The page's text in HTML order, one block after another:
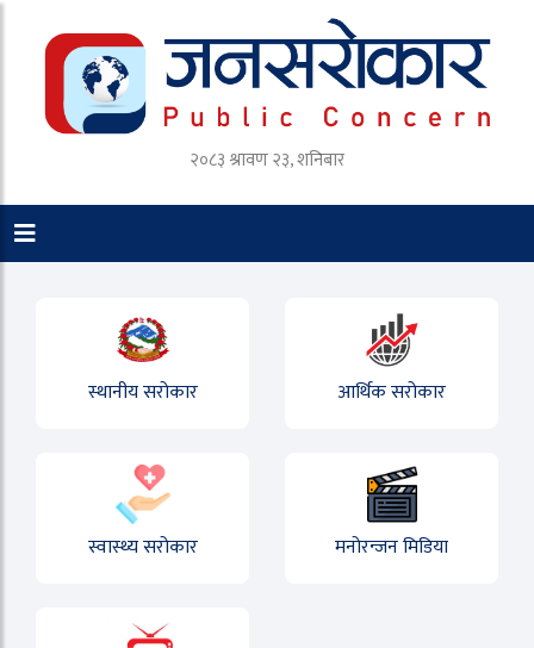
२०८३ श्रावण २३, शनिबार
स्थानीय सरोकार आर्थिक सरोकार
स्वास्थ्य सरोकार मनोरन्जन मिडिया